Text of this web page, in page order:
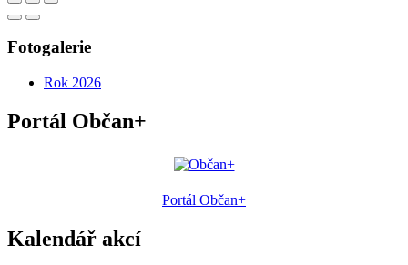
Fotogalerie
Rok 2026
Portál Občan+
Portál Občan+
Kalendář akcí